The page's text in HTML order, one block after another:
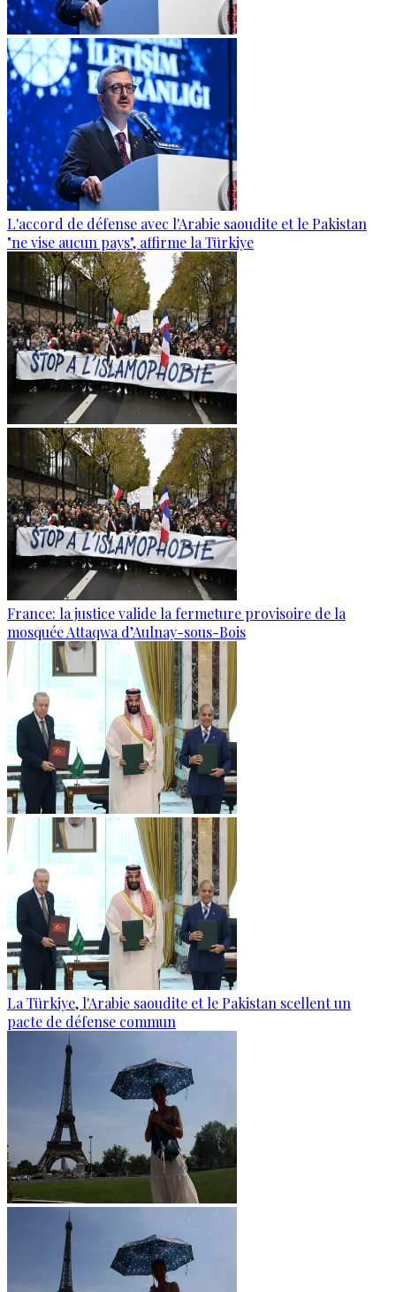
L'accord de défense avec l'Arabie saoudite et le Pakistan
"ne vise aucun pays", affirme la Türkiye
France: la justice valide la fermeture provisoire de la
mosquée Attaqwa d’Aulnay-sous-Bois
La Türkiye, l'Arabie saoudite et le Pakistan scellent un
pacte de défense commun